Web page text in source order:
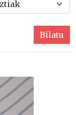
Bilatu